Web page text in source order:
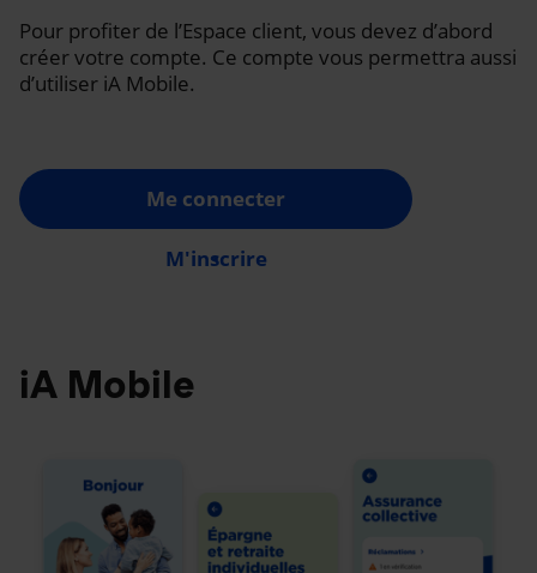
Pour profiter de l’Espace client, vous devez d’abord
créer votre compte. Ce compte vous permettra aussi
d’utiliser iA Mobile.
Me connecter
M'inscrire
iA Mobile